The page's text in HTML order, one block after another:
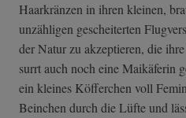
Haarkränzen in ihren kleinen,
unzähligen gescheiterten
der Natur zu akzeptieren, die
surrt auch noch eine Maikäferin
ein kleines Köfferchen voll
Beinchen durch die Lüfte und